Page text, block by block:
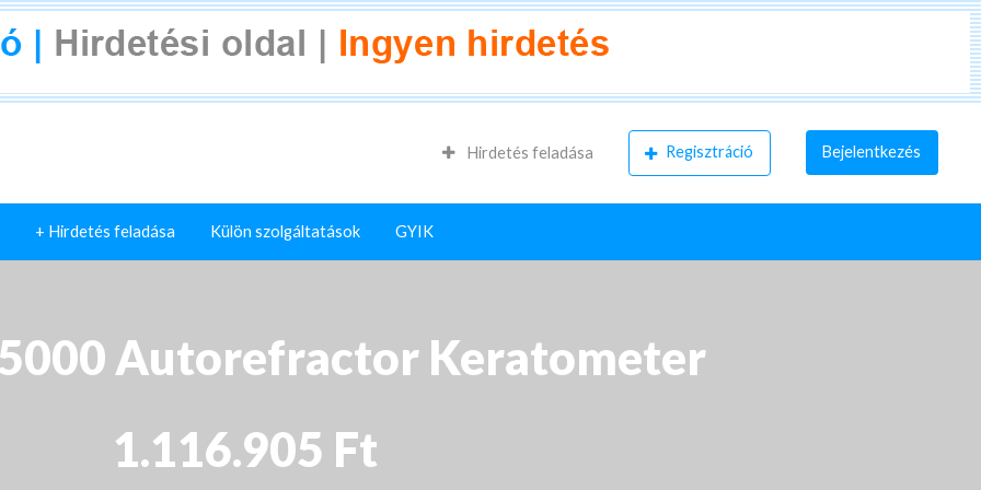
Hirdetés feladása Regisztráció Bejelentkezés
+ Hirdetés feladása Külön szolgáltatások GYIK
Autorefractor Keratometer
1.116.905 Ft